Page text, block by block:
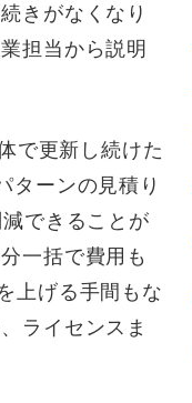
きがなくなり
担当から説明
で更新し続けた
ターンの見積り
できることが
一括で費用も
上げる手間もな
ライセンスま